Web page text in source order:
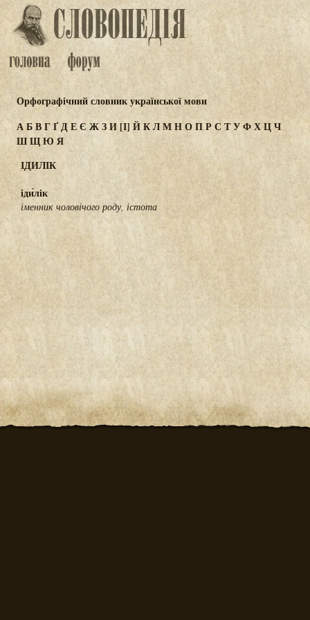
Орфографічний словник української мови
АБВГҐДЕЄ ЖЗИ[І] ЙКЛМНОПР СТУФХЦЧ
ШЩЮЯ
ІДИЛІК
іди́лік
іменник чоловічого роду, істота